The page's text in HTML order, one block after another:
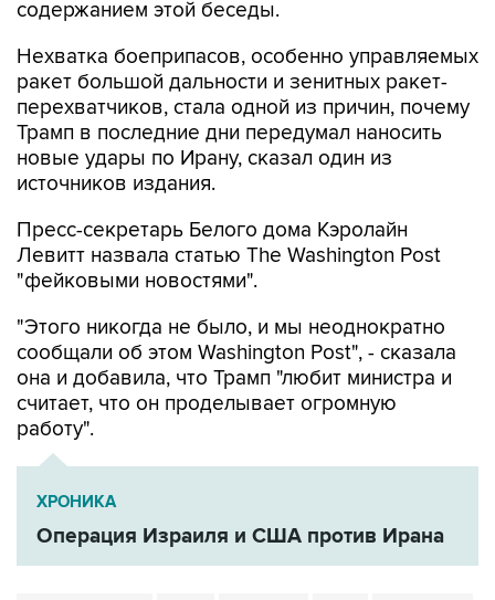
содержанием этой беседы.
Нехватка боеприпасов, особенно управляемых
ракет большой дальности и зенитных ракет-
перехватчиков, стала одной из причин, почему
Трамп в последние дни передумал наносить
новые удары по Ирану, сказал один из
источников издания.
Пресс-секретарь Белого дома Кэролайн
Левитт назвала статью The Washington Post
"фейковыми новостями".
"Этого никогда не было, и мы неоднократно
сообщали об этом Washington Post", - сказала
она и добавила, что Трамп "любит министра и
считает, что он проделывает огромную
работу".
ХРОНИКА
Операция Израиля и США против Ирана